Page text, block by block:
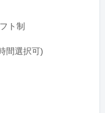
ト制
間選択可)